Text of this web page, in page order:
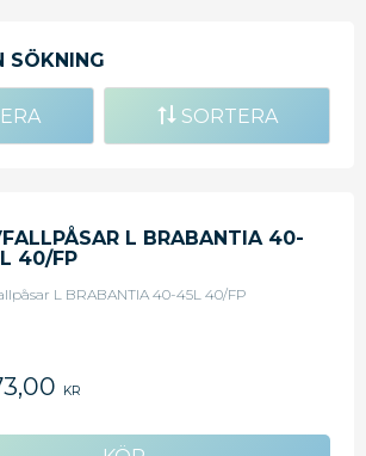
SORTERA
L BRABANTIA 40-
40/FP
L BRABANTIA 40-45L 40/FP
KR